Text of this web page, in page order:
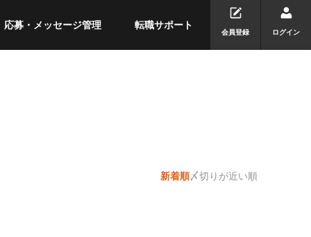
応募・メッセージ管理 転職サポート
会員登録 ログイン
新着順〆切りが近い順